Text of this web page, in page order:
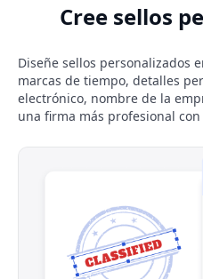
Cree sellos
Diseñe sellos personalizados
marcas de tiempo, detalles
electrónico, nombre de la
una firma más profesional